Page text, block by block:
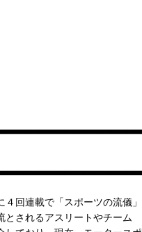
回連載で「スポーツの流儀」
とされるアスリートやチーム